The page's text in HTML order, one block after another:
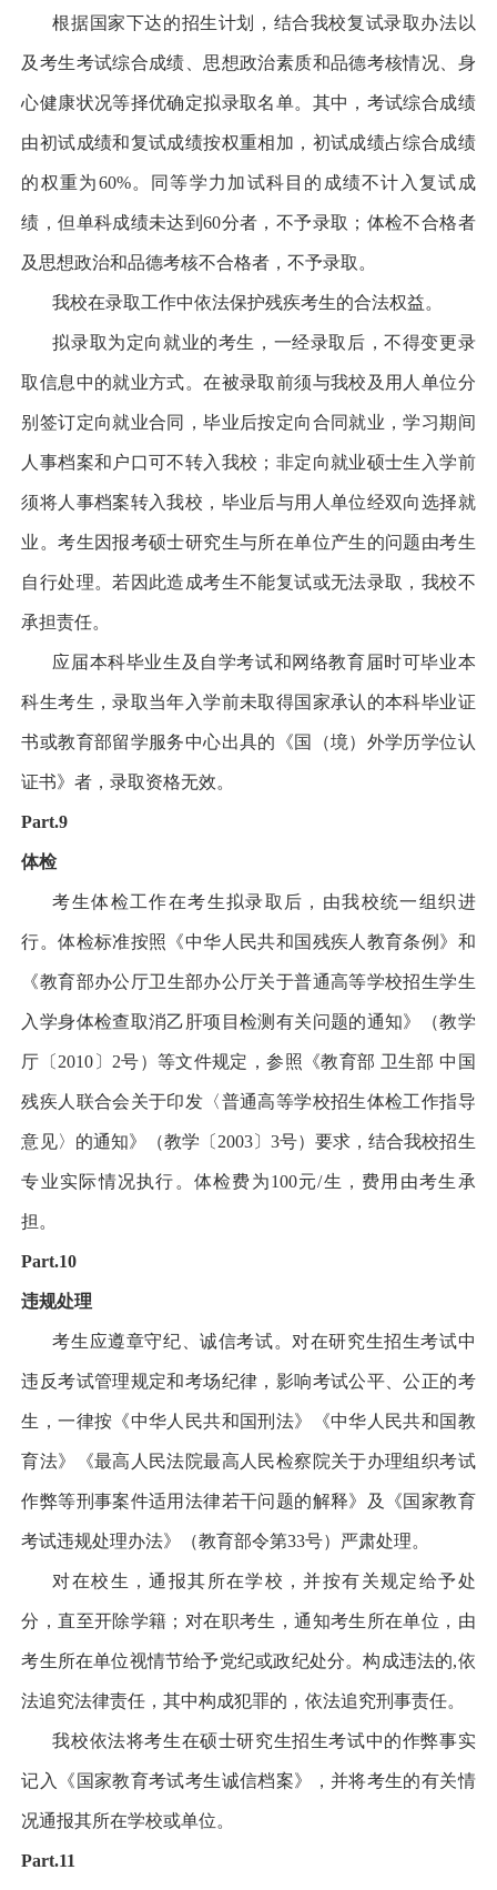
根据国家下达的招生计划，结合我校复试录取办法以
及考生考试综合成绩、思想政治素质和品德考核情况、身
心健康状况等择优确定拟录取名单。其中，考试综合成绩
由初试成绩和复试成绩按权重相加，初试成绩占综合成绩
的权重为60%。同等学力加试科目的成绩不计入复试成
绩，但单科成绩未达到60分者，不予录取；体检不合格者
及思想政治和品德考核不合格者，不予录取。
我校在录取工作中依法保护残疾考生的合法权益。
拟录取为定向就业的考生，一经录取后，不得变更录
取信息中的就业方式。在被录取前须与我校及用人单位分
别签订定向就业合同，毕业后按定向合同就业，学习期间
人事档案和户口可不转入我校；非定向就业硕士生入学前
须将人事档案转入我校，毕业后与用人单位经双向选择就
业。考生因报考硕士研究生与所在单位产生的问题由考生
自行处理。若因此造成考生不能复试或无法录取，我校不
承担责任。
应届本科毕业生及自学考试和网络教育届时可毕业本
科生考生，录取当年入学前未取得国家承认的本科毕业证
书或教育部留学服务中心出具的《国（境）外学历学位认
证书》者，录取资格无效。
Part.9
体检
考生体检工作在考生拟录取后，由我校统一组织进
行。体检标准按照《中华人民共和国残疾人教育条例》和
《教育部办公厅卫生部办公厅关于普通高等学校招生学生
入学身体检查取消乙肝项目检测有关问题的通知》（教学
厅〔 2010 〕 2号）等文件规定，参照《教育部 卫生部 中国
残疾人联合会关于印发〈普通高等学校招生体检工作指导
意见〉的通知》（教学〔 2003〕3号）要求，结合我校招生
专业实际情况执行。体检费为100元/生，费用由考生承
担。
Part.10
违规处理
考生应遵章守纪、诚信考试。对在研究生招生考试中
违反考试管理规定和考场纪律，影响考试公平、公正的考
生，一律按《中华人民共和国刑法》《中华人民共和国教
育法》《最高人民法院最高人民检察院关于办理组织考试
作弊等刑事案件适用法律若干问题的解释》及《国家教育
考试违规处理办法》（教育部令第33号）严肃处理。
对在校生，通报其所在学校，并按有关规定给予处
分，直至开除学籍；对在职考生，通知考生所在单位，由
考生所在单位视情节给予党纪或政纪处分。构成违法的,依
法追究法律责任，其中构成犯罪的，依法追究刑事责任。
我校依法将考生在硕士研究生招生考试中的作弊事实
记入《国家教育考试考生诚信档案》，并将考生的有关情
况通报其所在学校或单位。
Part.11